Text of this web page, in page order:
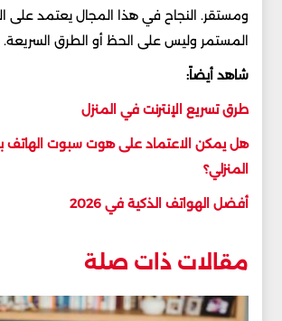
ومستقر. النجاح في هذا المجال يعتمد على
المستمر وليس على الحظ أو الطرق السريعة.
شاهد أيضاً:
طرق تسريع الإنترنت في المنزل
هل يمكن الاعتماد على هوت سبوت الهاتف
المنزلي؟
أفضل الهواتف الذكية في 2026
مقالات ذات صلة